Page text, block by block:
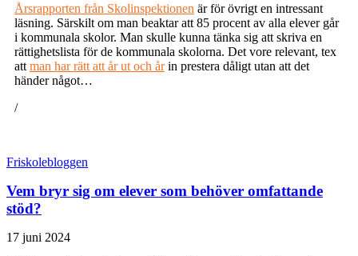
Årsrapporten från Skolinspektionen är för övrigt en intressant
läsning. Särskilt om man beaktar att 85 procent av alla elever går
i kommunala skolor. Man skulle kunna tänka sig att skriva en
rättighetslista för de kommunala skolorna. Det vore relevant, tex
att man har rätt att år ut och årin prestera dåligt utan att det
händer något…
/
Friskolebloggen
Vem bryr sig om elever som behöver omfattande
stöd?
17 juni 2024